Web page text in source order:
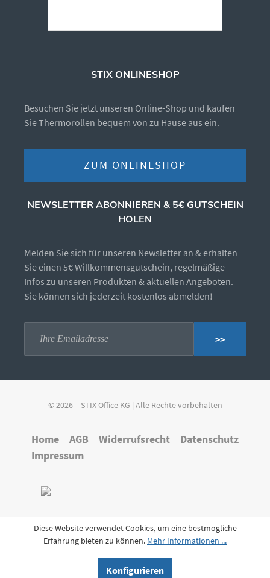
STIX ONLINESHOP
Besuchen Sie jetzt unseren Online-Shop und kaufen
Sie Thermorollen bequem von zu Hause aus ein.
ZUM ONLINESHOP
NEWSLETTER ABONNIEREN & 5€ GUTSCHEIN
HOLEN
Melden Sie sich für unseren Newsletter an & erhalten
Sie einen 5€ Willkommensgutschein, regelmäßige
Infos zu unseren Produkten & aktuellen Angeboten.
Sie können sich jederzeit kostenlos abmelden!
>>
© 2026 – STIX Office KG | Alle Rechte vorbehalten
Home AGB Widerrufsrecht
Datenschutz
Impressum
Diese Website verwendet Cookies, um eine bestmögliche
Erfahrung bieten zu können. Mehr Informationen ...
Konfigurieren